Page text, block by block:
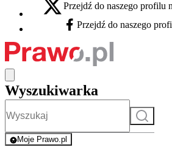
X - otwiera się w nowej karcie
Przejdź do naszego profilu
Facebook - otwiera się w nowej karcie
Przejdź do naszego
Wyszukiwarka
Szukaj
Moje Prawo.pl
- rejestracja i logowanie do serwisu